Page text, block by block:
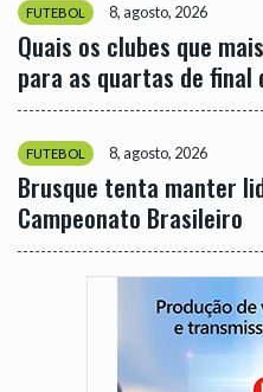
FUTEBOL 8, agosto, 2026
Quais os clubes que
para as quartas de final
FUTEBOL 8, agosto, 2026
Brusque tenta manter
Campeonato Brasileiro